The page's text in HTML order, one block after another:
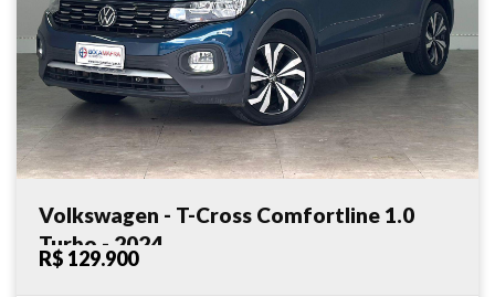
Volkswagen - T-Cross Comfortline 1.0
Turbo - 2024
R$ 129.900